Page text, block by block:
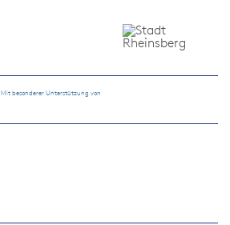
Mit besonderer Unterstützung von